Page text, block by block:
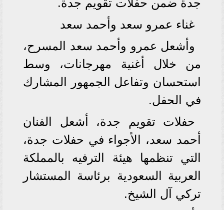
غناء عمرو سعد وأحمد سعد
وأشعل عمرو وأحمد سعد المسرح،
من خلال أغنية مهرجانات، وسط
استحسان وتفاعل الجمهور المشارك
في الحفل.
حفلات تقويم جدة، أشعل الفنان
أحمد سعد، الأجواء في حفلات جدة،
التي تنظمها هيئة الترفيه بالمملكة
العربية السعودية برئاسة المستشار
تركي آل الشيخ.